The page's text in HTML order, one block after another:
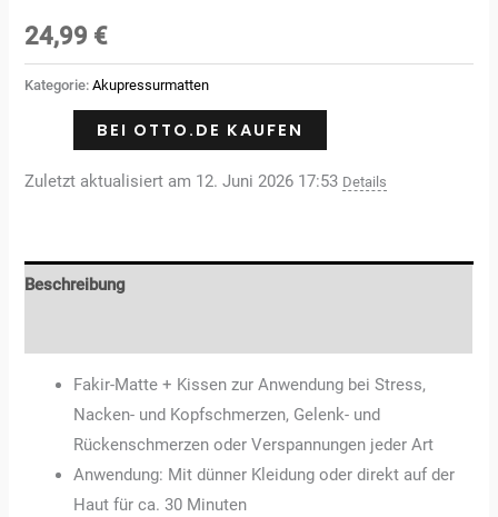
24,99 €
Kategorie:Akupressurmatten
BEI OTTO.DE KAUFEN
Zuletzt aktualisiert am 12. Juni 2026 17:53 Details
Beschreibung
Fakir-Matte + Kissen zur Anwendung bei Stress,
Nacken- und Kopfschmerzen, Gelenk- und
Rückenschmerzen oder Verspannungen jeder Art
Anwendung: Mit dünner Kleidung oder direkt auf der
Haut für ca. 30 Minuten